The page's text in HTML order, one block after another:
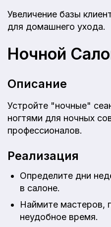
Увеличение базы
для домашнего ухода.
Ночной
Описание
Устройте "ночные"
ногтями для ночных
профессионалов.
Реализация
Определите дни
в салоне.
Наймите мастеров,
неудобное время.